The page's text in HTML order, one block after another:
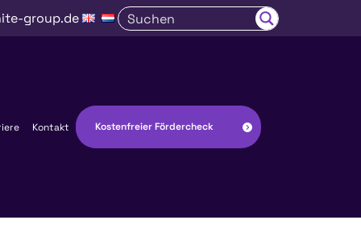
group.de
Kontakt Kostenfreier Fördercheck